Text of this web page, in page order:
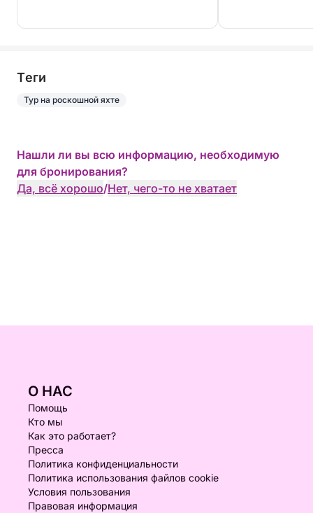
Tеги
Тур на роскошной яхте
Нашли ли вы всю информацию, необходимую
для бронирования?
Да, всё хорошо/Нет, чего-то не хватает
О НАС
Помощь
Кто мы
Как это работает?
Пресса
Политика конфиденциальности
Политика использования файлов cookie
Условия пользования
Правовая информация